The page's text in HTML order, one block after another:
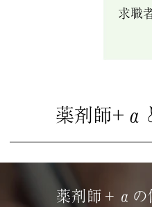
求職
薬剤師+α
薬剤師＋αの